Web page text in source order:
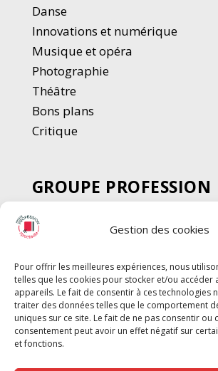
Gestion des cookies
Pour offrir les meilleures expériences, nous
telles que les cookies pour stocker et/ou accéder
appareils. Le fait de consentir à ces technologies
traiter des données telles que le comportement
uniques sur ce site. Le fait de ne pas consentir ou
consentement peut avoir un effet négatif sur
et fonctions.
Danse
Innovations et numérique
Musique et opéra
Photographie
Théâtre
Bons plans
Critique
GROUPE PROFESSION
SPECTACLE
Chèque Intermittents
Chèque Compta
Chèque Emploi Spectacle
G-Pods
Profession Audio-visuel